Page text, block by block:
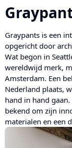
Graypants is een
opgericht door
Wat begon in
wereldwijd merk,
Amsterdam. Een
Nederland plaats,
hand in hand
bekend om zijn
materialen en een